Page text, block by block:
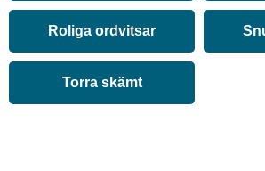
Roliga ordvitsar
Torra skämt